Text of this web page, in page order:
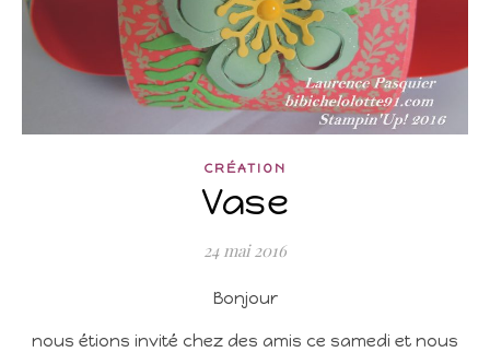
CRÉATION
Vase
24 mai 2016
Bonjour
nous étions invité chez des amis ce samedi et nous